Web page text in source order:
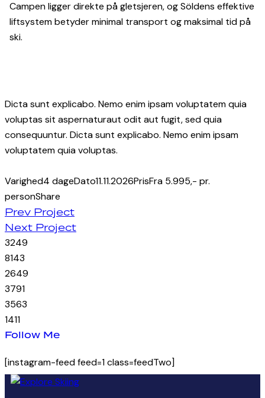
Campen ligger direkte på gletsjeren, og Söldens effektive
liftsystem betyder minimal transport og maksimal tid på
ski.
Dicta sunt explicabo. Nemo enim ipsam voluptatem quia
voluptas sit aspernaturaut odit aut fugit, sed quia
consequuntur. Dicta sunt explicabo. Nemo enim ipsam
voluptatem quia voluptas.
Varighed4 dageDato11.11.2026PrisFra 5.995,- pr.
personShare
Twitter-
new
Facebook
Share-
email
Copy
URL
to
clipboard
Post
navigation
Prev Project
Next Project
3249
8143
2649
3791
3563
1411
Follow Me
[instagram-feed feed=1 class=feedTwo]